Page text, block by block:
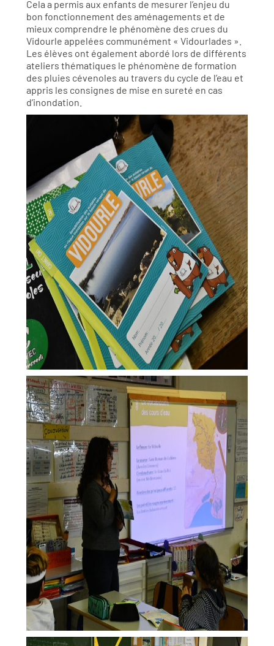
Cela a permis aux enfants de mesurer l’enjeu du
bon fonctionnement des aménagements et de
mieux comprendre le phénomène des crues du
Vidourle appelées communément « Vidourlades ».
Les élèves ont également abordé lors de différents
ateliers thématiques le phénomène de formation
des pluies cévenoles au travers du cycle de l’eau et
appris les consignes de mise en sureté en cas
d’inondation.